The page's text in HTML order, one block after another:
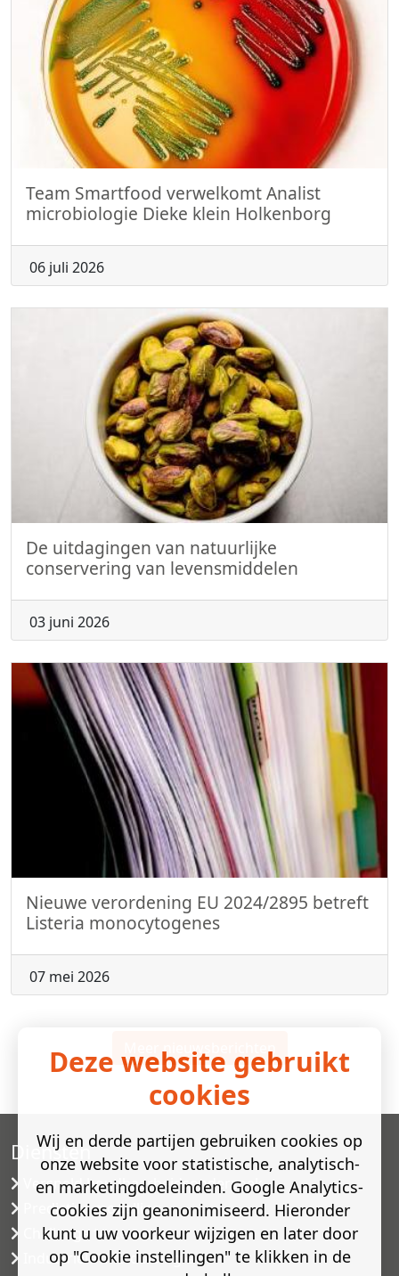
Team Smartfood verwelkomt Analist
microbiologie Dieke klein Holkenborg
06 juli 2026
De uitdagingen van natuurlijke
conservering van levensmiddelen
03 juni 2026
Nieuwe verordening EU 2024/2895 betreft
Listeria monocytogenes
07 mei 2026
Meer nieuwsberichten
Diensten
Versneld houdbaarheidsonderzoek
Predictive modelling
Challenge testen
Industriële microbiologie
Deze website gebruikt
cookies
Wij en derde partijen gebruiken cookies op
onze website voor statistische, analytisch-
en marketingdoeleinden. Google Analytics-
cookies zijn geanonimiseerd. Hieronder
kunt u uw voorkeur wijzigen en later door
op "Cookie instellingen" te klikken in de